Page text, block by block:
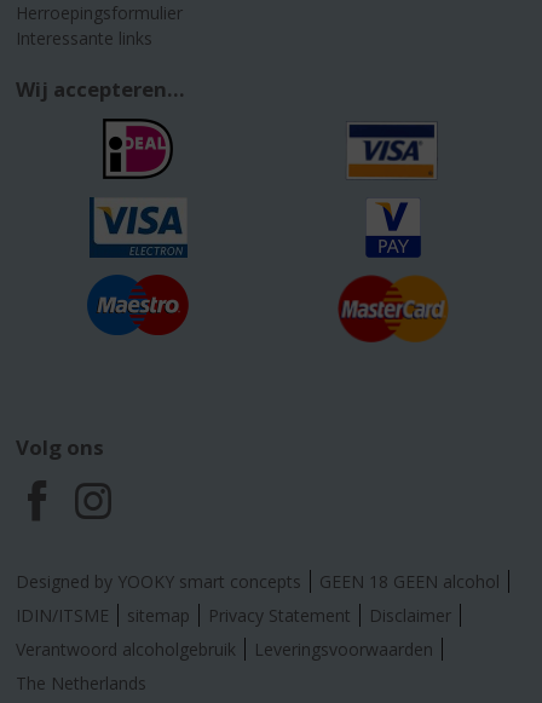
Herroepingsformulier
Interessante links
Wij accepteren...
Volg ons
F
a
c
e
I
n
s
t
Designed by YOOKY smart concepts
GEEN 18 GEEN alcohol
IDIN/ITSME
sitemap Privacy Statement
Disclaimer
Verantwoord alcoholgebruik
Leveringsvoorwaarden
The Netherlands